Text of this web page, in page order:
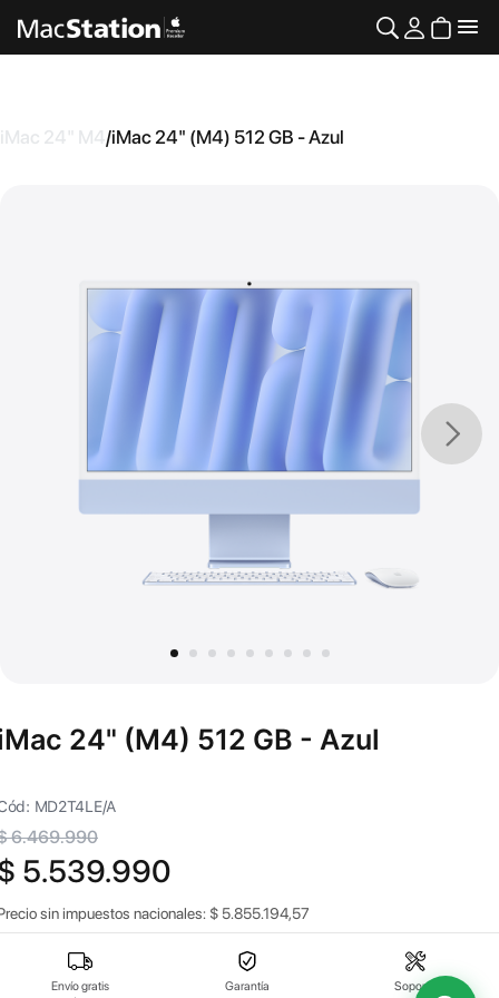
iMac 24" M4/iMac 24" (M4) 512 GB - Azul
24" (M4) 512 GB - Azul
MD2T4LE/A
6.469.990
5.539.990
sin impuestos nacionales: $ 5.855.194,57
Envío gratis
Garantía
Soporte